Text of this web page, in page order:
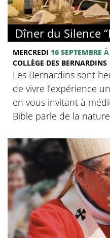
Dîner du Silence
MERCREDI 16 SEPTEMBRE
COLLÈGE DES BERNARDINS
Les Bernardins sont
de vivre l’expérience
en vous invitant à
Bible parle de la